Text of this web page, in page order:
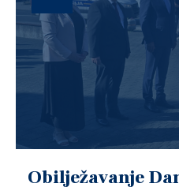
Obilježavanje